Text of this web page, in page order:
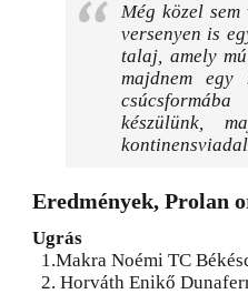
Még közel
versenyen is
talaj, amely
majdnem
készülünk,
Eredmények, Prolan
Ugrás
1.Makra Noémi TC
2. Horváth Enikő